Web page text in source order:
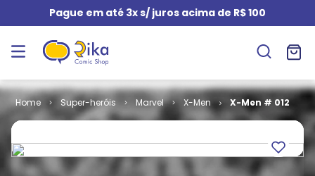
Pague em até 3x s/ juros acima de R$ 100
Super-heróis Marvel X-Men X-Men # 012